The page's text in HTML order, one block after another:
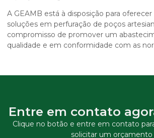
A GEAMB está à disposição para
soluções em perfuração de poços
compromisso de promover um
qualidade e em conformidade com as
Entre em contato
Clique no botão e entre em contato
solicitar um orçamento